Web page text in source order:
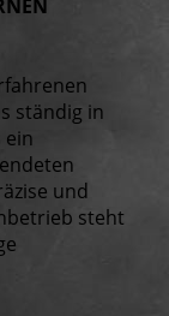
ständig in
ein
und
steht